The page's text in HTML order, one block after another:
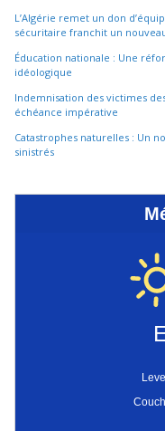
L’Algérie remet un don
sécuritaire franchit un
Éducation nationale : Une
idéologique
Indemnisation des victimes
échéance impérative
Catastrophes naturelles : Un
sinistrés